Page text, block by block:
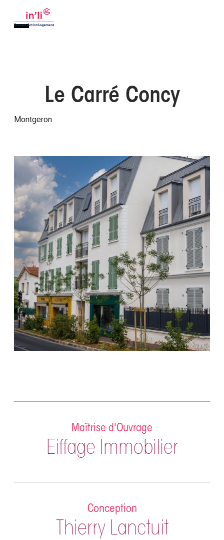
Le Carré Concy
Montgeron
Maîtrise d'Ouvrage
Eiffage Immobilier
Conception
Thierry Lanctuit